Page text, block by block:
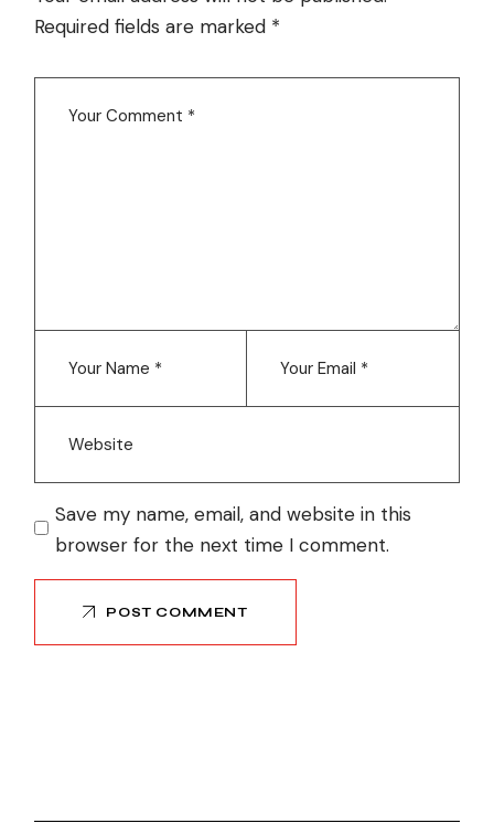
Required fields are marked *
Save my name, email, and website in this
browser for the next time I comment.
POST COMMENT